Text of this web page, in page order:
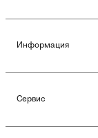
Информация
Сервис